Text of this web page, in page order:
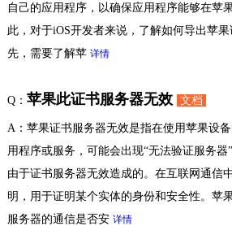
自己的应用程序，以确保应用程序能够在苹
此，对于iOS开发者来说，了解如何导出苹
先，需要了解苹 详情
Q： 苹果此证书服务器无效 文档
A：苹果证书服务器无效是指在使用苹果设
用程序或服务，可能会出现“无法验证服务
由于证书服务器无效造成的。在互联网通信
明，用于证明某个实体的身份和安全性。苹
服务器的通信是否安 详情